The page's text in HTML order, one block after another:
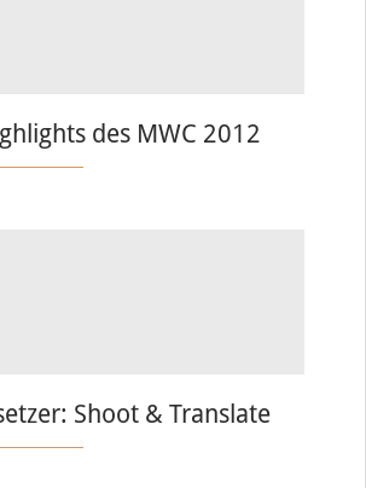
des MWC 2012
Shoot & Translate